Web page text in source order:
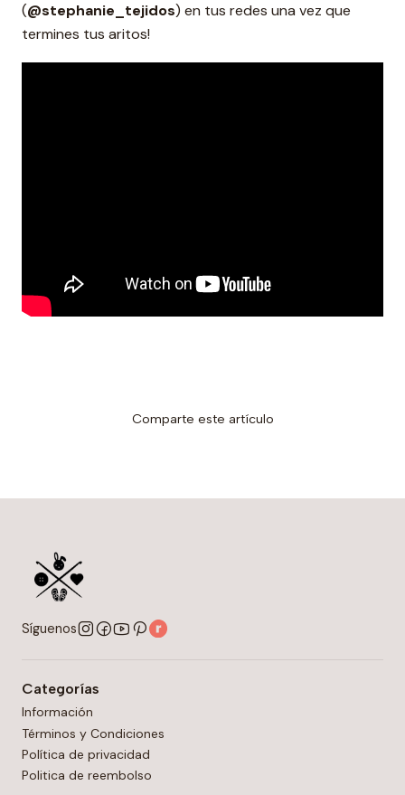
(@stephanie_tejidos) en tus redes una vez que
termines tus aritos!
Comparte este artículo
Síguenos
Categorías
Información
Términos y Condiciones
Política de privacidad
Politica de reembolso